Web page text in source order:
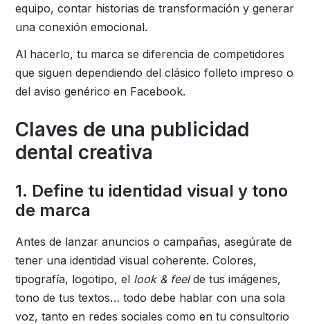
equipo, contar historias de transformación y generar
una conexión emocional.
Al hacerlo, tu marca se diferencia de competidores
que siguen dependiendo del clásico folleto impreso o
del aviso genérico en Facebook.
Claves de una publicidad
dental creativa
1. Define tu identidad visual y tono
de marca
Antes de lanzar anuncios o campañas, asegúrate de
tener una identidad visual coherente. Colores,
tipografía, logotipo, el look & feelde tus imágenes,
tono de tus textos… todo debe hablar con una sola
voz, tanto en redes sociales como en tu consultorio